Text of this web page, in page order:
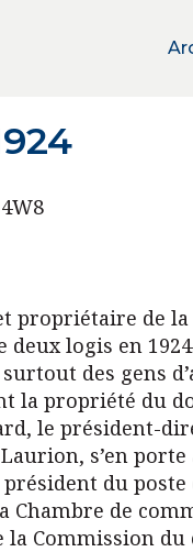
propriétaire de la
logis en
des gens
la propriété du
le président-
s’en porte
du poste
Chambre de
Commission du